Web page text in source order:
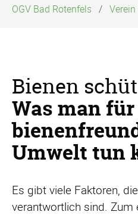
OGV Bad Rotenfels Verein
Bienen
Was man
Umwelt tun
Es gibt viele Faktoren,
verantwortlich sind. Zum